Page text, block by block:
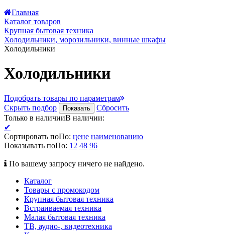
Главная
Каталог товаров
Крупная бытовая техника
Холодильники, морозильники, винные шкафы
Холодильники
Холодильники
Подобрать товары по параметрам
Скрыть подбор
Показать
Сбросить
Только в наличииВ наличии:
✔
Сортировать поПо: цене наименованию
Показывать поПо: 12 48 96
По вашему запросу ничего не найдено.
Каталог
Товары с промокодом
Крупная бытовая техника
Встраиваемая техника
Малая бытовая техника
ТВ, аудио-, видеотехника